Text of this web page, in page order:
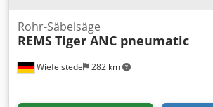
Wiefelstede 282 km
Rohr-Säbelsäge
REMSTiger ANC pneumatic